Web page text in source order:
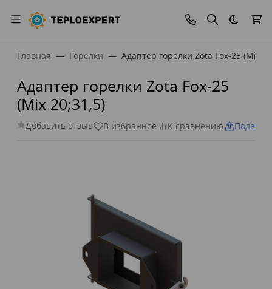
Темная
Главная Горелки Адаптер горелки Zota Fox-25 (Mix
Адаптер горелки Zota Fox-25
(Mix 20;31,5)
Добавить отзыв В избранное К сравнению